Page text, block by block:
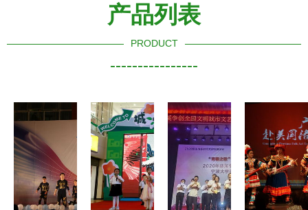
产品列表
PRODUCT
----------------